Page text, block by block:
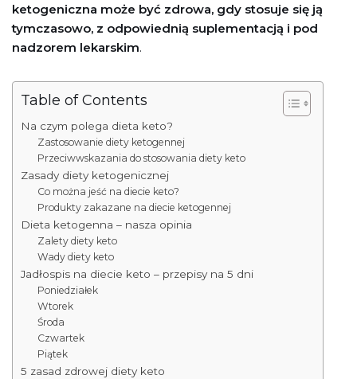
ketogeniczna może być zdrowa, gdy stosuje się ją
tymczasowo, z odpowiednią suplementacją i pod
nadzorem lekarskim.
Table of Contents
Na czym polega dieta keto?
Zastosowanie diety ketogennej
Przeciwwskazania do stosowania diety keto
Zasady diety ketogenicznej
Co można jeść na diecie keto?
Produkty zakazane na diecie ketogennej
Dieta ketogenna – nasza opinia
Zalety diety keto
Wady diety keto
Jadłospis na diecie keto – przepisy na 5 dni
Poniedziałek
Wtorek
Środa
Czwartek
Piątek
5 zasad zdrowej diety keto